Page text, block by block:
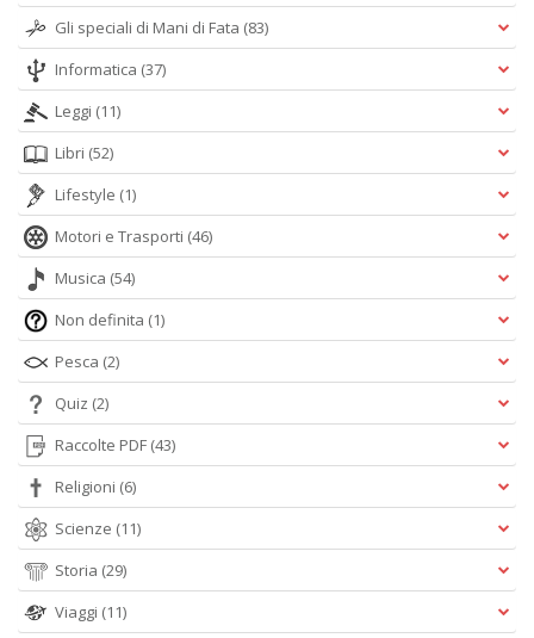
Gli speciali di Mani di Fata (83)
Informatica (37)
Leggi (11)
Libri (52)
Lifestyle (1)
Motori e Trasporti (46)
Musica (54)
Non definita (1)
Pesca (2)
Quiz (2)
Raccolte PDF (43)
Religioni (6)
Scienze (11)
Storia (29)
Viaggi (11)